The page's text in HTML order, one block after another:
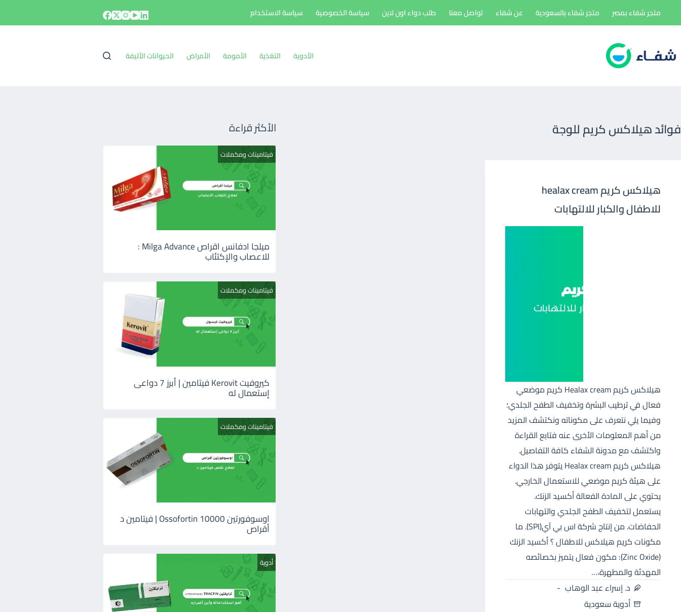
إلى
متجر شفاء بمصر متجر شفاء بالسعودية عن شفاء تواصل معنا طلب دواء اون لاين سياسة الخصوصية سياسة الاستخدام
الأدوية التغذية الأمومة الأمراض الحيوانات الأليفة
فوائد هيلاكس كريم للوجة
هيلاكس كريم healax cream
للاطفال والكبار للالتهابات
هيلاكس كريم Healax cream كريم موضعي
فعال في ترطيب البشرة وتخفيف الطفح الجلدي؛
وفيما يلي نتعرف على مكوناته ونكتشف المزيد
من أهم المعلومات الأخرى عنه فتابع القراءة
واكتشف مع مدونة الشفاء كافة التفاصيل.
هيلاكس كريم Healax cream يتوفر هذا الدواء
على هيئة كريم موضعي للاستعمال الخارجي.
يحتوي على المادة الفعالة أكسيد الزنك.
يستعمل لتخفيف الطفح الجلدي والتهابات
الحفاضات. من إنتاج شركة اس بي آي(SPI). ما
مكونات كريم هيلاكس للاطفال ؟ أكسيد الزنك
(Zinc Oxide): مكون فعال يتميز بخصائصه
المهدئة والمطهرة،…
د. إسراء عبد الوهاب
أدوية سعودية
الأكثر قراءة
فيتامينات ومكملات
ميلجا ادفانس اقراص Milga Advance :
للاعصاب والإكتئاب
فيتامينات ومكملات
كيروفيت Kerovit فيتامين | أبرز 7 دواعى
إستعمال له
فيتامينات ومكملات
اوسوفورتين 10000 Ossofortin | فيتامين د
أقراص
أدوية